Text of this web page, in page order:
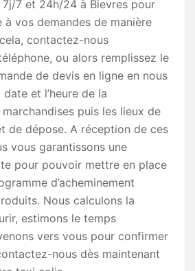
7 et 24h/24 à Bievres pour
vos demandes de manière
contactez-nous
ou alors remplissez le
de devis en ligne en nous
et l’heure de la
puis les lieux de
de dépose. A réception de ces
vous garantissons une
pour pouvoir mettre en place
d’acheminement
Nous calculons la
estimons le temps
vers vous pour confirmer
nous dès maintenant